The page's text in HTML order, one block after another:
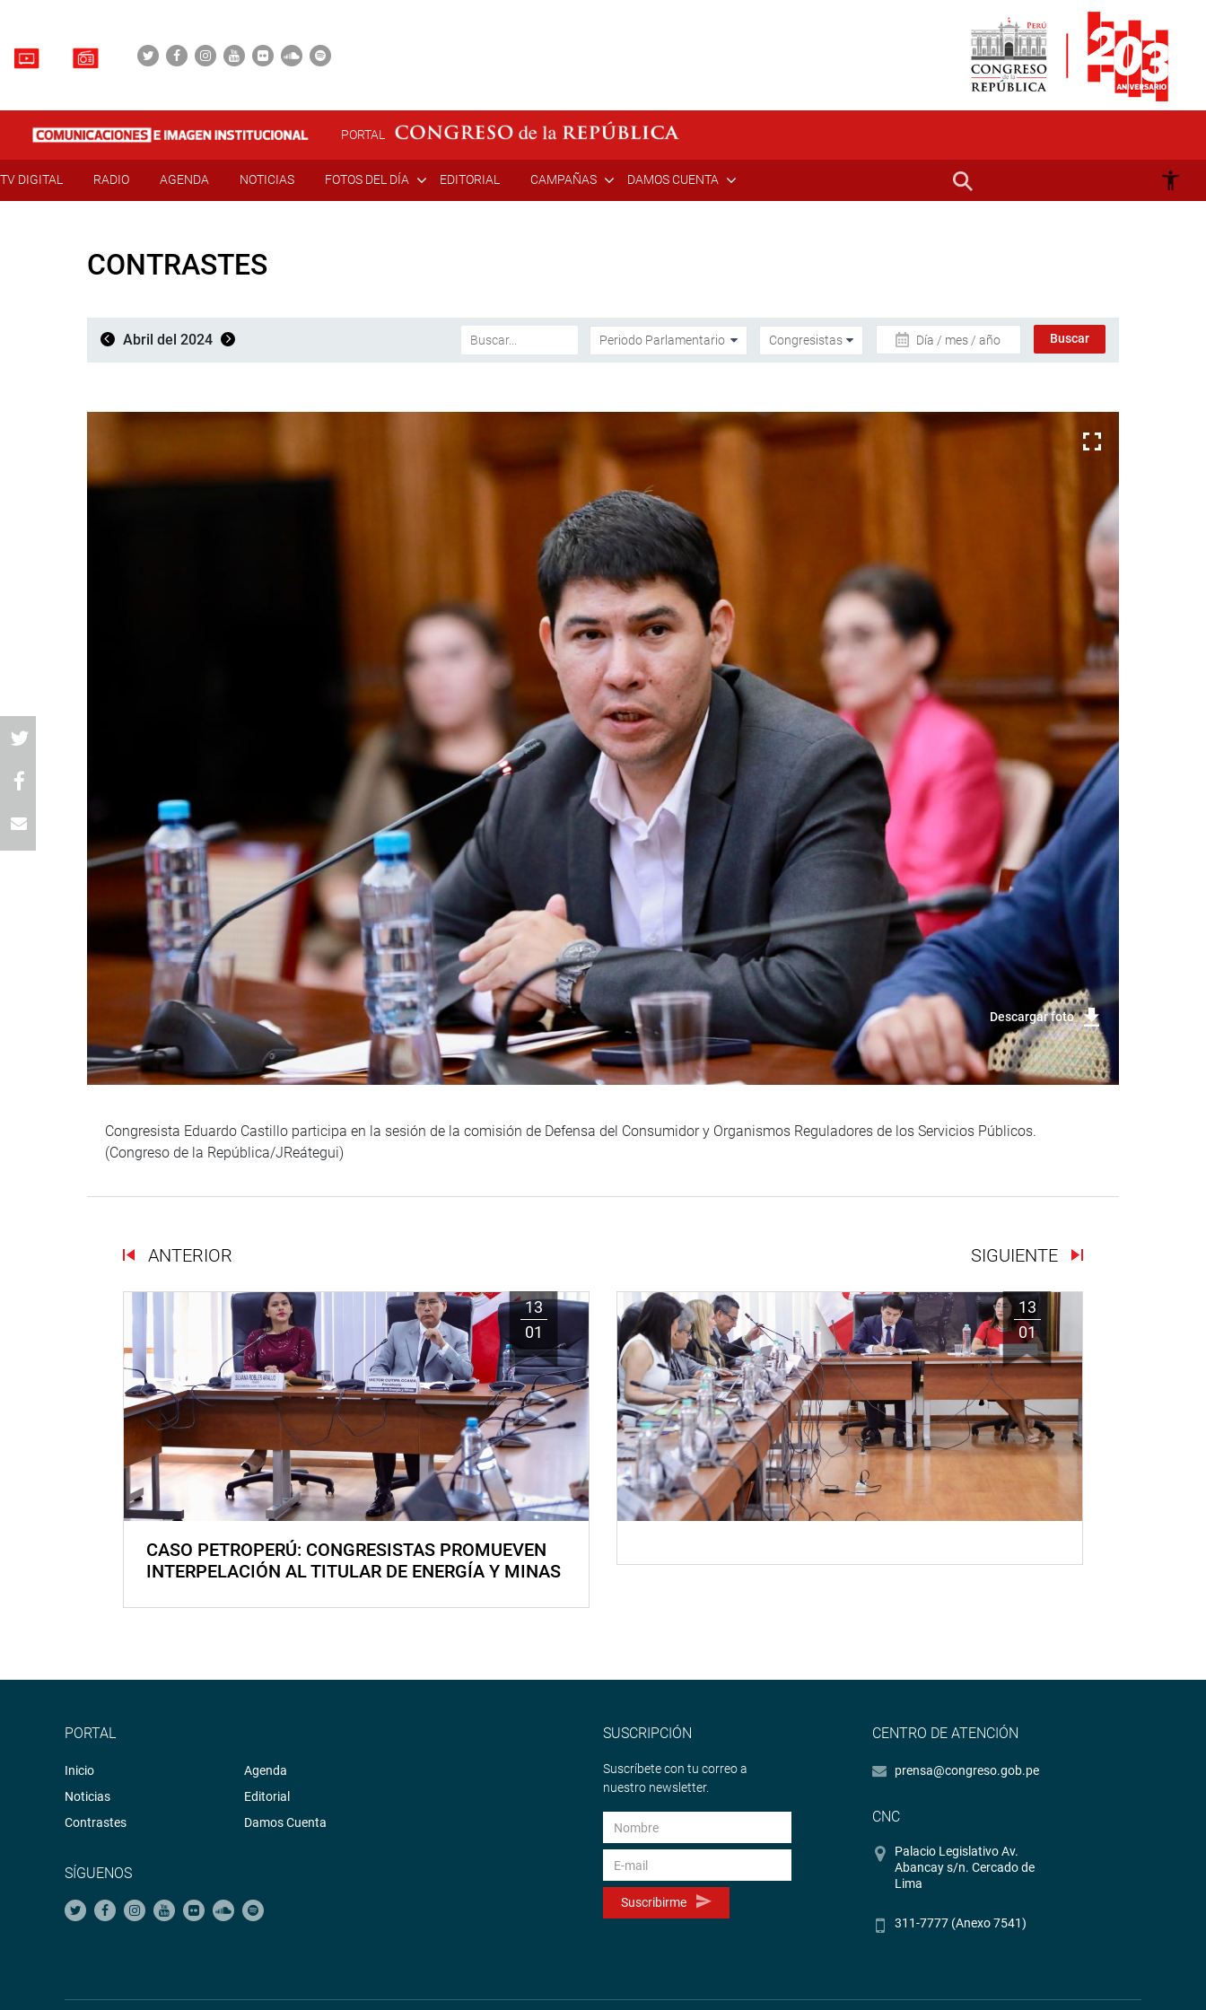
PORTAL
TV DIGITAL RADIO AGENDA NOTICIAS FOTOS DEL DÍA EDITORIAL CAMPAÑAS DAMOS CUENTA
CONTRASTES
Abril del 2024 Día / mes / año
Descargar foto
Congresista Eduardo Castillo participa en la sesión de la comisión de Defensa del Consumidor y Organismos Reguladores de los Servicios Públicos.
(Congreso de la República/JReátegui)
ANTERIOR SIGUIENTE
13
01
CASO PETROPERÚ: CONGRESISTAS PROMUEVEN
INTERPELACIÓN AL TITULAR DE ENERGÍA Y MINAS
13
01
PORTAL
Inicio
Noticias
Contrastes
Agenda
Editorial
Damos Cuenta
SÍGUENOS
SUSCRIPCIÓN
Suscríbete con tu correo a
nuestro newsletter.
Suscribirme
CENTRO DE ATENCIÓN
prensa@congreso.gob.pe
CNC
Palacio Legislativo Av.
Abancay s/n. Cercado de
Lima
311-7777 (Anexo 7541)